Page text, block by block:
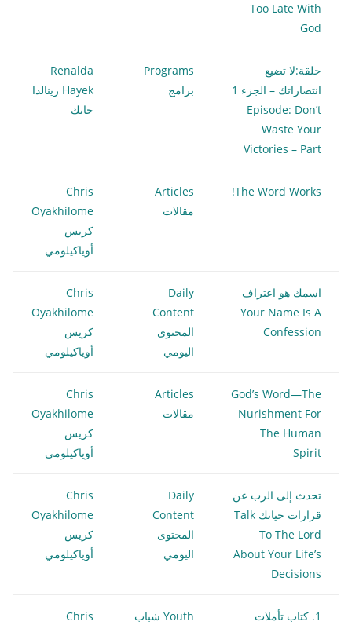
Too Late With
God
حلقة:لا تضيع
انتصاراتك – الجزء 1
Episode: Don’t
Waste Your
Victories – Part
Programs
برامج
Renalda
Hayek رينالدا
حايك
The Word Works!
Articles
مقالات
Chris
Oyakhilome
كريس
أوياكيلومي
اسمك هو اعتراف
Your Name Is A
Confession
Daily
Content
المحتوى
اليومي
Chris
Oyakhilome
كريس
أوياكيلومي
God’s Word—The
Nurishment For
The Human
Spirit
Articles
مقالات
Chris
Oyakhilome
كريس
أوياكيلومي
تحدث إلى الرب عن
قرارات حياتك Talk
To The Lord
About Your Life’s
Decisions
Daily
Content
المحتوى
اليومي
Chris
Oyakhilome
كريس
أوياكيلومي
1. كتاب تأملات
Youth شباب
Chris